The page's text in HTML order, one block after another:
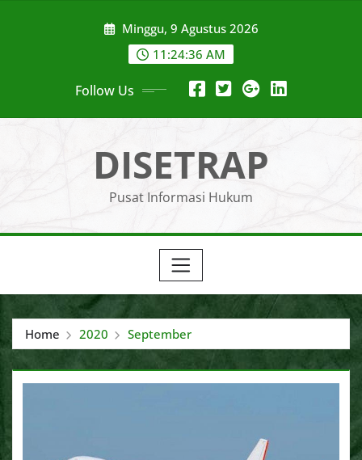
Minggu, 9 Agustus 2026
11:24:36 AM
Follow Us
DISETRAP
Pusat Informasi Hukum
Home 2020 September